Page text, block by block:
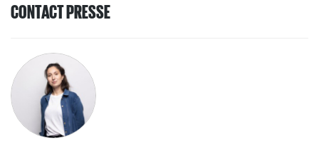
CONTACT PRESSE